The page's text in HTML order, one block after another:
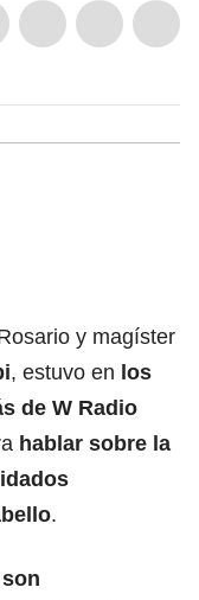
y magíster
, estuvo en los
de W Radio
hablar sobre la
.​